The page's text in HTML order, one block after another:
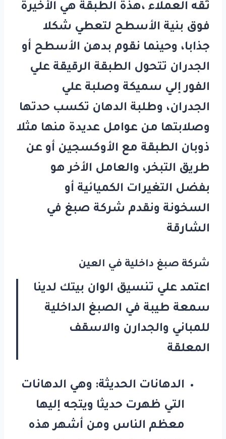
ثقه العملاء ،هذة الطبقة هي الأخيرة
فوق بنية الأسطح لتعطي شكلا
جذابا، وحينما نقوم بدهن الأسطح أو
الجدران تتحول الطبقة الرقيقة علي
الفور إلي سميكة وصلبة علي
الجدران، وطلبة الدهان تكسب حدتها
وصلابتها من عوامل عديدة منها مثلا
ذوبان الطبقة مع الأوكسجين أو عن
طريق التبخر، والعامل الأخر هو
بفضل التغيرات الكميائية أو
السخونة ونقدم شركة صبغ في
الشارقة
شركة صبغ داخلية في العين
اعتمد علي تنسيق الوان بيتك لدينا
سمعة طيبة في الصبغ الداخلية
للمباني والجدارن والاسقف
المعلقة
الدهانات الحديثة: وهي الدهانات
التي ظهرت حديثا ويتجه إليها
معظم الناس ومن أشهر هذه